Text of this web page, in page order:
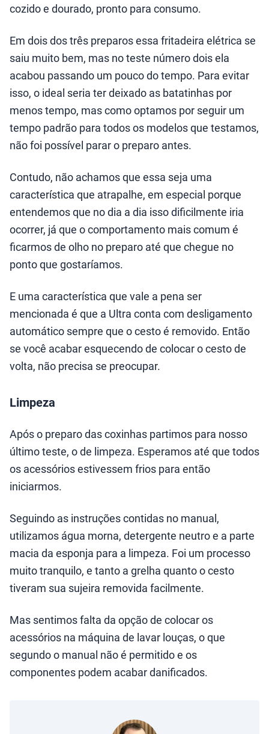
cozido e dourado, pronto para consumo.
Em dois dos três preparos essa fritadeira elétrica se
saiu muito bem, mas no teste número dois ela
acabou passando um pouco do tempo. Para evitar
isso, o ideal seria ter deixado as batatinhas por
menos tempo, mas como optamos por seguir um
tempo padrão para todos os modelos que testamos,
não foi possível parar o preparo antes.
Contudo, não achamos que essa seja uma
característica que atrapalhe, em especial porque
entendemos que no dia a dia isso dificilmente iria
ocorrer, já que o comportamento mais comum é
ficarmos de olho no preparo até que chegue no
ponto que gostaríamos.
E uma característica que vale a pena ser
mencionada é que a Ultra conta com desligamento
automático sempre que o cesto é removido. Então
se você acabar esquecendo de colocar o cesto de
volta, não precisa se preocupar.
Limpeza
Após o preparo das coxinhas partimos para nosso
último teste, o de limpeza. Esperamos até que todos
os acessórios estivessem frios para então
iniciarmos.
Seguindo as instruções contidas no manual,
utilizamos água morna, detergente neutro e a parte
macia da esponja para a limpeza. Foi um processo
muito tranquilo, e tanto a grelha quanto o cesto
tiveram sua sujeira removida facilmente.
Mas sentimos falta da opção de colocar os
acessórios na máquina de lavar louças, o que
segundo o manual não é permitido e os
componentes podem acabar danificados.